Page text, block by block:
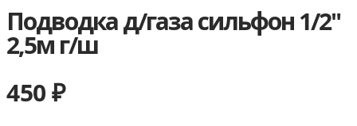
Подводка д/газа сильфон 1/2"
2,5м г/ш
450₽